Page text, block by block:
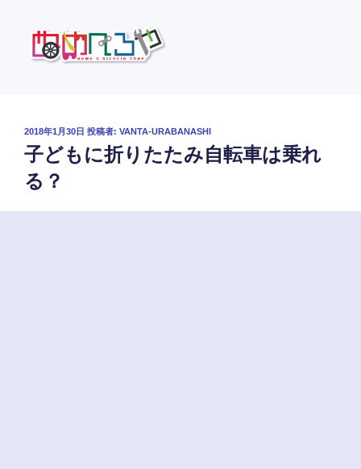
投
稿
日:
2018年1月30日 投稿者: VANTA-URABANASHI
子どもに折りたたみ自転車は乗れ
る？